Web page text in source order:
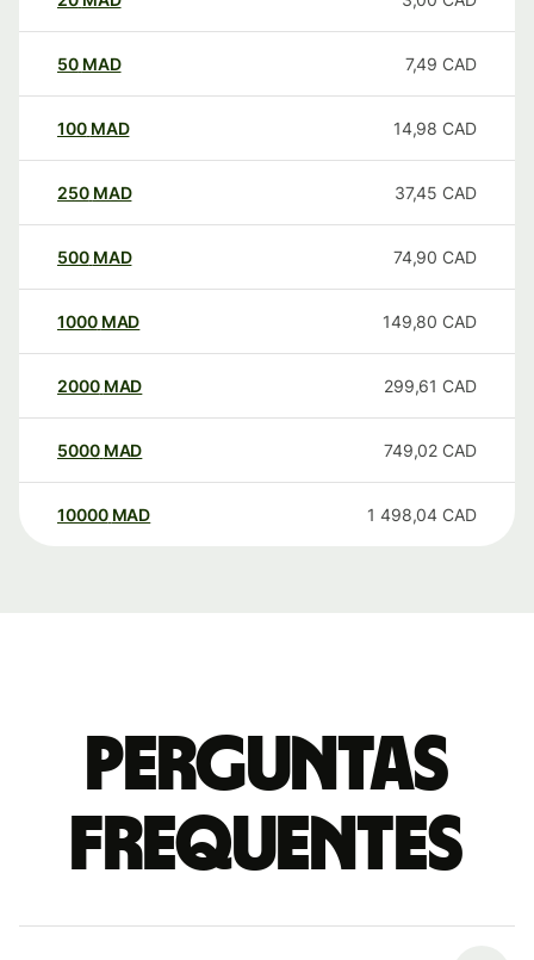
50 MAD 7,49 CAD
100 MAD 14,98 CAD
250 MAD 37,45 CAD
500 MAD 74,90 CAD
1000 MAD 149,80 CAD
2000 MAD 299,61 CAD
5000 MAD 749,02 CAD
10000 MAD 1 498,04 CAD
Perguntas
frequentes